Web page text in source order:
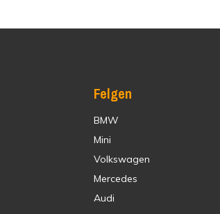
Felgen
BMW
Mini
Volkswagen
Mercedes
Audi